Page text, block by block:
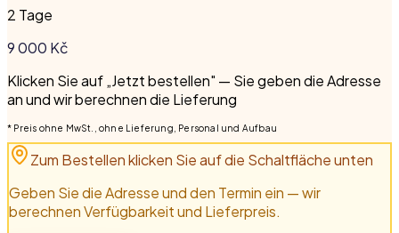
2 Tage
9 000 Kč
Klicken Sie auf „Jetzt bestellen" — Sie geben die Adresse
an und wir berechnen die Lieferung
* Preis ohne MwSt., ohne Lieferung, Personal und Aufbau
Zum Bestellen klicken Sie auf die Schaltfläche unten
Geben Sie die Adresse und den Termin ein — wir
berechnen Verfügbarkeit und Lieferpreis.